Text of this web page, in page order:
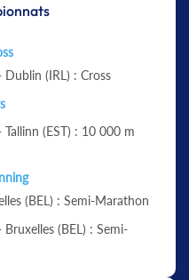
(IRL) : Cross
(EST) : 10 000 m
(BEL) : Semi-Marathon
(BEL) : Semi-